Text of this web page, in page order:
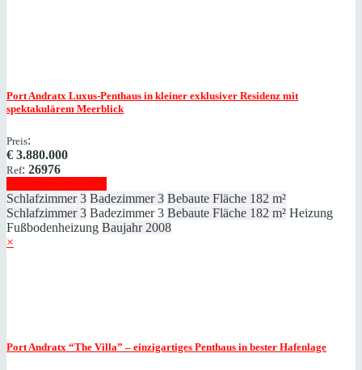
Port Andratx Luxus-Penthaus in kleiner exklusiver Residenz mit
spektakulärem Meerblick
Preis:
€ 3.880.000
Ref: 26976
Schlafzimmer 3 Badezimmer 3 Bebaute Fläche 182 m²
Schlafzimmer 3 Badezimmer 3 Bebaute Fläche 182 m² Heizung
Fußbodenheizung Baujahr 2008
×
Port Andratx “The Villa” – einzigartiges Penthaus in bester Hafenlage